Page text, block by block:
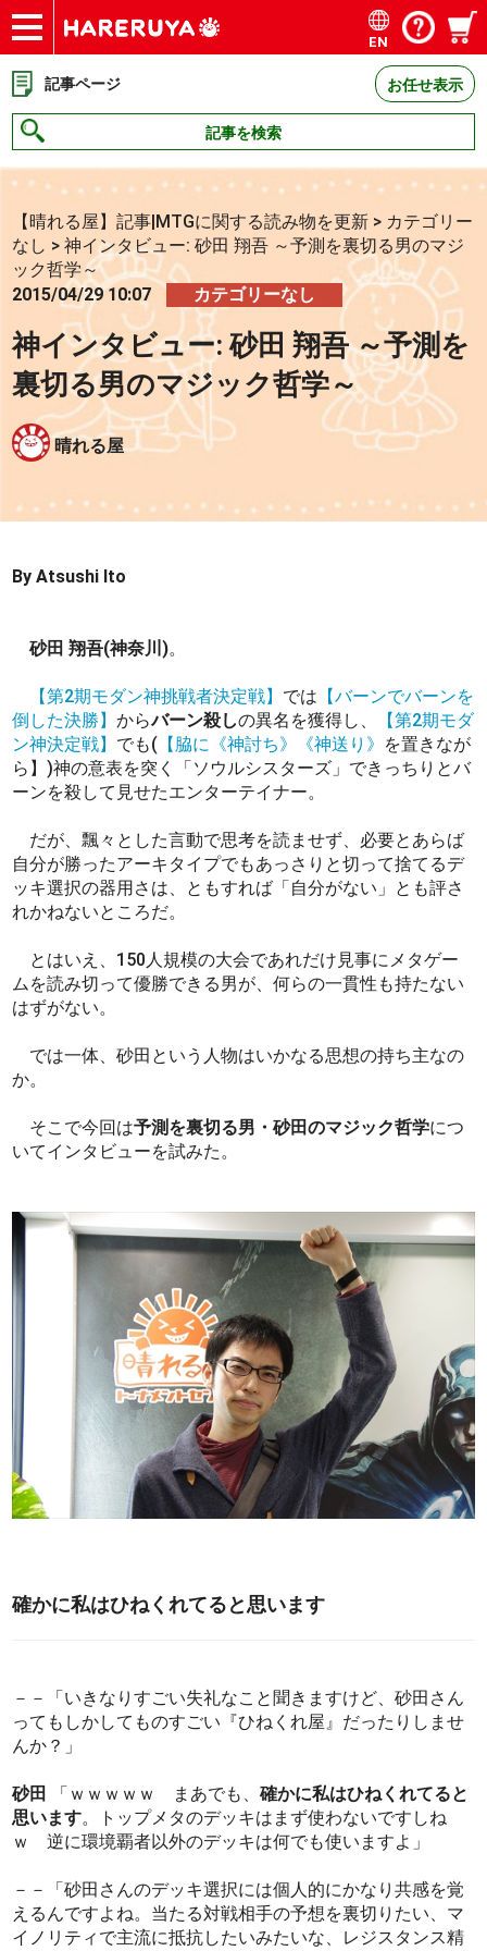
ショップ
買取
記事
デッキ検索
デッキ構築
選手一覧
店舗一覧
イベント
お問い合わせ
EN
記事ページ お任せ表示
記事を検索
【晴れる屋】記事|MTGに関する読み物を更新 > カテゴリー
なし >神インタビュー: 砂田 翔吾 ～予測を裏切る男のマジ
ック哲学～
2015/04/29 10:07
カテゴリーなし
神インタビュー: 砂田 翔吾 ～予測を
裏切る男のマジック哲学～
晴れる屋
By Atsushi Ito
砂田 翔吾(神奈川)。
【第2期モダン神挑戦者決定戦】 では 【バーンでバーンを
倒した決勝】からバーン殺しの異名を獲得し、
【第2期モダ
ン神決定戦】 でも( 【脇に 《神討ち》 《神送り》 を置きなが
ら】)神の意表を突く「ソウルシスターズ」できっちりとバ
ーンを殺して見せたエンターテイナー。
だが、飄々とした言動で思考を読ませず、必要とあらば
自分が勝ったアーキタイプでもあっさりと切って捨てるデ
ッキ選択の器用さは、ともすれば「自分がない」とも評さ
れかねないところだ。
とはいえ、150人規模の大会であれだけ見事にメタゲー
ムを読み切って優勝できる男が、何らの一貫性も持たない
はずがない。
では一体、砂田という人物はいかなる思想の持ち主なの
か。
そこで今回は予測を裏切る男・砂田のマジック哲学につ
いてインタビューを試みた。
確かに私はひねくれてると思います
－－「いきなりすごい失礼なこと聞きますけど、砂田さん
ってもしかしてものすごい『ひねくれ屋』だったりしませ
んか？」
砂田 「ｗｗｗｗｗ まあでも、確かに私はひねくれてると
思います。トップメタのデッキはまず使わないですしね
ｗ 逆に環境覇者以外のデッキは何でも使いますよ」
－－「砂田さんのデッキ選択には個人的にかなり共感を覚
えるんですよね。当たる対戦相手の予想を裏切りたい、マ
イノリティで主流に抵抗したいみたいな、レジスタンス精